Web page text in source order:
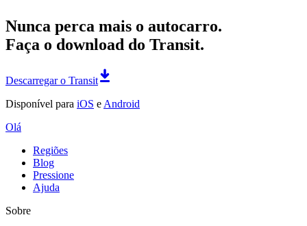
Nunca perca mais o autocarro.
Faça o download do Transit.
Descarregar o Transit
Disponível para iOS e Android
Olá
Regiões
Blog
Pressione
Ajuda
Sobre